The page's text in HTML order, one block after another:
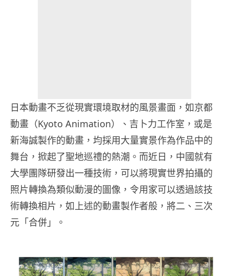
日本動畫不乏從現實環境取材的風景畫面，如京都
動畫（Kyoto Animation）、吉卜力工作室，或是
新海誠製作的動畫，均採用大量實景作為作品中的
舞台，掀起了聖地巡禮的熱潮。而近日，中國就有
大學團隊研發出一種技術，可以將現實世界拍攝的
照片轉換為類似動漫的圖像，令用家可以透過該技
術轉換相片，如上述的動畫製作者般，將二、三次
元「合併」。